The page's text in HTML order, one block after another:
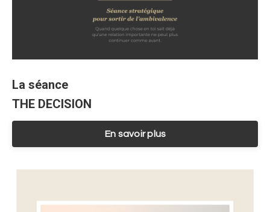
La séance
THE DECISION
En savoir plus